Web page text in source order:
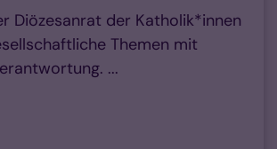
Diözesanrat der Katholik*innen
Themen mit
...